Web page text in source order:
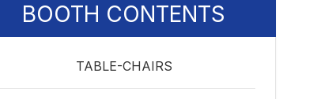
BOOTH CONTENTS
TABLE-CHAIRS